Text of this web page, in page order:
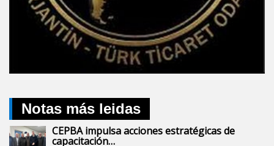
Notas más leidas
CEPBA impulsa acciones estratégicas de
capacitación…